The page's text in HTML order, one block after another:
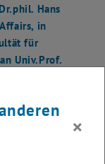
Hans
in
für
Univ.Prof.
×